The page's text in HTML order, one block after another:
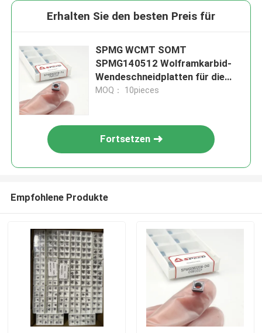
Erhalten Sie den besten Preis für
SPMG WCMT SOMT
SPMG140512 Wolframkarbid-
Wendeschneidplatten für die
präzise Metallbearbeitung
MOQ： 10pieces
Fortsetzen
Empfohlene Produkte